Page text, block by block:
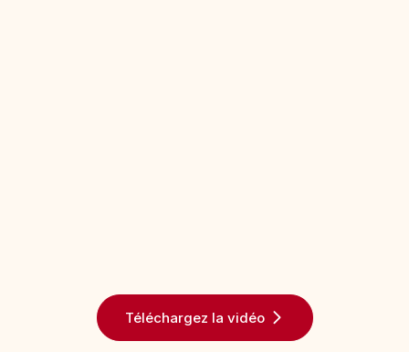
Téléchargez la vidéo